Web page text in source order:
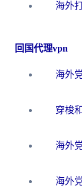
回国代理vpn